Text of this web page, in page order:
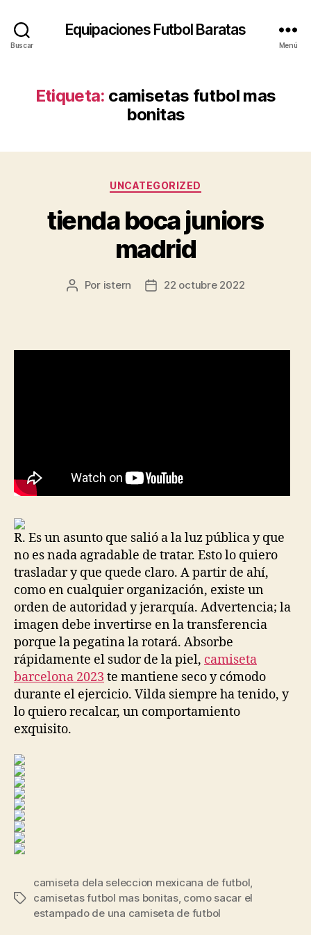
Buscar
Equipaciones Futbol Baratas
Menú
Etiqueta: camisetas futbol mas
bonitas
Categorías
UNCATEGORIZED
tienda boca juniors
madrid
Autor
Por istern
Fecha22 octubre 2022
R. Es un asunto que salió a la luz pública y que
no es nada agradable de tratar. Esto lo quiero
trasladar y que quede claro. A partir de ahí,
como en cualquier organización, existe un
orden de autoridad y jerarquía. Advertencia; la
imagen debe invertirse en la transferencia
porque la pegatina la rotará. Absorbe
rápidamente el sudor de la piel, camiseta
barcelona 2023 te mantiene seco y cómodo
durante el ejercicio. Vilda siempre ha tenido, y
lo quiero recalcar, un comportamiento
exquisito.
Etiquetas
camiseta dela seleccion mexicana de futbol
camisetas futbol mas bonitas, como sacar el
estampado de una camiseta de futbol